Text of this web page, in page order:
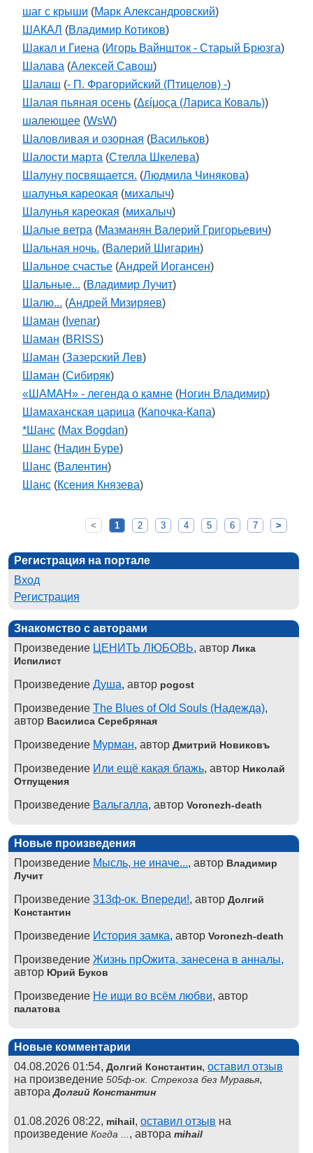
шаг с крыши (Марк Александровский)
ШАКАЛ (Владимир Котиков)
Шакал и Гиена (Игорь Вайншток - Старый Брюзга)
Шалава (Алексей Савош)
Шалаш (- П. Фрагорийский (Птицелов) -)
Шалая пьяная осень (Δείμοςа (Лариса Коваль))
шалеющее (WsW)
Шаловливая и озорная (Васильков)
Шалости марта (Стелла Шкелева)
Шалуну посвящается. (Людмила Чинякова)
шалунья кареокая (михалыч)
Шалунья кареокая (михалыч)
Шалые ветра (Мазманян Валерий Григорьевич)
Шальная ночь. (Валерий Шигарин)
Шальное счастье (Андрей Иогансен)
Шальные... (Владимир Лучит)
Шалю... (Андрей Мизиряев)
Шаман ( Ivenar)
Шаман (BRISS)
Шаман (Зазерский Лев)
Шаман (Cибиряк)
«ШАМАН» - легенда о камне (Ногин Владимир)
Шамаханская царица (Капочка-Капа)
*Шанс (Max Bogdan)
Шанс (Надин Буре)
Шанс (Валентин)
Шанс (Ксения Князева)
< 1 2 3 4 5 6 7 >
Регистрация на портале
Вход
Регистрация
Знакомство с авторами
Произведение ЦЕНИТЬ ЛЮБОВЬ, автор Лика
Испилист
Произведение Душа, автор pogost
Произведение The Blues of Old Souls (Надежда),
автор Василиса Серебряная
Произведение Мурман, автор Дмитрий Новиковъ
Произведение Или ещё какая блажь, автор Николай
Отпущения
Произведение Вальгалла, автор Voronezh-death
Новые произведения
Произведение Мысль, не иначе..., автор Владимир
Лучит
Произведение 313ф-ок. Впереди!, автор Долгий
Константин
Произведение История замка, автор Voronezh-death
Произведение Жизнь прОжита, занесена в анналы,
автор Юрий Буков
Произведение Не ищи во всём любви, автор
палатова
Новые комментарии
04.08.2026 01:54, Долгий Константин, оставил отзыв
на произведение 505ф-ок. Стрекоза без Муравья,
автораДолгий Константин
01.08.2026 08:22, mihail, оставил отзыв на
произведение Когда ... , автора mihail